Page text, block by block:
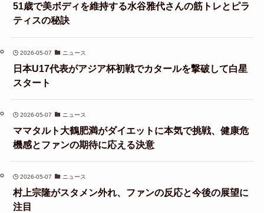
51歳で美ボディを維持する水谷雅代さんの筋トレとピラ
ティスの秘訣
2026-05-07 ニュース
日本U17代表がアジア杯初戦でカタールを撃破して白星
スタート
2026-05-07 ニュース
ママタルト大鶴肥満がダイエットに本気で挑戦、健康危
機感とファンの期待に応える決意
2026-05-07 ニュース
村上宗隆がスタメン外れ、ファンの反応と今後の展望に
注目